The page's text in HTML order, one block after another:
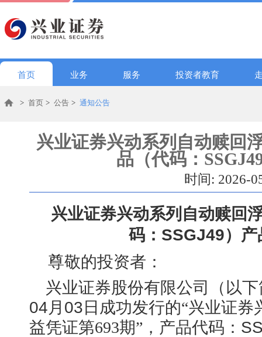
首页 业务 服务 投资者教育
> 首页 > 公告 > 通知公告
兴业证券兴动系列自动赎回
品（代码：
时间: 2026-
兴业证券兴动系列自动赎回
码： SSGJ49）
尊敬的投资者：
兴业证券股份有限公司（以下
04月03日 成功发行的“兴业证
益凭证第693期”，产品代码：